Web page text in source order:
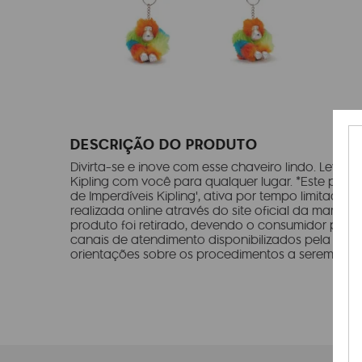
DESCRIÇÃO DO PRODUTO
Divirta-se e inove com esse chaveiro lindo. Leve
Kipling com você para qualquer lugar. *Este
de Imperdíveis Kipling', ativa por tempo limitado,
realizada online através do site oficial da marca
produto foi retirado, devendo o consumidor
canais de atendimento disponibilizados pela
orientações sobre os procedimentos a serem